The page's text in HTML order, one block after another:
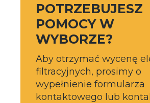
POTRZEBUJESZ
POMOCY W
WYBORZE?
Aby otrzymać wycenę
filtracyjnych, prosimy o
wypełnienie formularza
kontaktowego lub